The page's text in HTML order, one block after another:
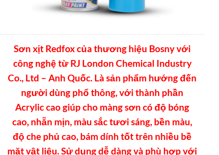
Sơn xịt Redfox của thương hiệu Bosny với
công nghệ từ RJ London Chemical Industry
Co., Ltd – Anh Quốc. Là sản phẩm hướng đến
người dùng phổ thông, với thành phần
Acrylic cao giúp cho màng sơn có độ bóng
cao, nhẵn mịn, màu sắc tươi sáng, bền màu,
độ che phủ cao, bám dính tốt trên nhiều bề
mặt vật liệu. Sử dụng dễ dàng và phù hợp với